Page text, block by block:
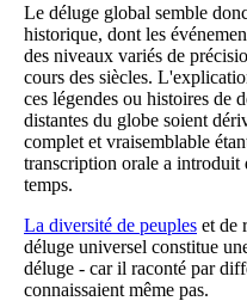
Le déluge global semble
historique, dont les
des niveaux variés de
cours des siècles.
ces légendes ou histoires de
distantes du globe soient
complet et vraisemblable
transcription orale a introduit
temps.
La diversité de peuples et de
déluge universel constitue
déluge - car il raconté par
connaissaient même pas.